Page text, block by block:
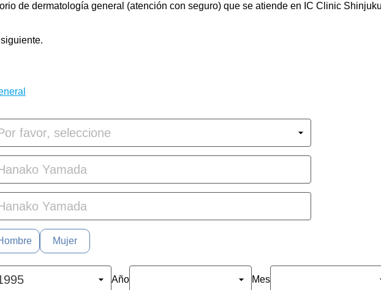
de dermatología general (atención con seguro) que se atiende en IC Clinic
Mujer
Año Mes